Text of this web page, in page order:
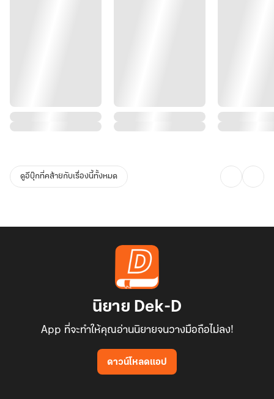
ดูอีบุ๊กที่คล้ายกับเรื่องนี้ทั้งหมด
นิยาย Dek-D
App ที่จะทำให้คุณอ่านนิยายจนวางมือถือไม่ลง!
ดาวน์โหลดแอป